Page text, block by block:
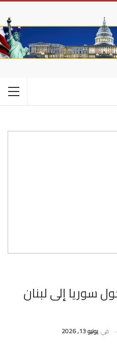
سوريا إلى لبنان
في يونيو 13, 2026